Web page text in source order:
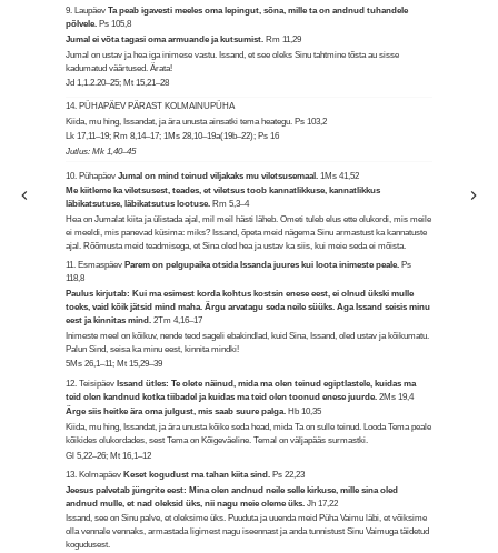
9. LaupäevTa peab igavesti meeles oma lepingut, sõna, mille ta on andnud tuhandele
põlvele. Ps 105,8
Jumal ei võta tagasi oma armuande ja kutsumist. Rm 11,29
Jumal on ustav ja hea iga inimese vastu. Issand, et see oleks Sinu tahtmine tõsta au sisse
kadumatud väärtused. Ärata!
Jd 1,1.2.20–25; Mt 15,21–28
14. PÜHAPÄEV PÄRAST KOLMAINUPÜHA
Kiida, mu hing, Issandat, ja ära unusta ainsatki tema heategu. Ps 103,2
Lk 17,11–19; Rm 8,14–17; 1Ms 28,10–19a(19b–22); Ps 16
Jutlus: Mk 1,40–45
10. PühapäevJumal on mind teinud viljakaks mu viletsusemaal.1Ms 41,52
Me kiitleme ka viletsusest, teades, et viletsus toob kannatlikkuse, kannatlikkus
läbikatsutuse, läbikatsutus lootuse. Rm 5,3–4
Hea on Jumalat kiita ja ülistada ajal, mil meil hästi läheb. Ometi tuleb elus ette olukordi, mis meile
ei meeldi, mis panevad küsima: miks? Issand, õpeta meid nägema Sinu armastust ka kannatuste
ajal. Rõõmusta meid teadmisega, et Sina oled hea ja ustav ka siis, kui meie seda ei mõista.
11. Esmaspäev Parem on pelgupaika otsida Issanda juures kui loota inimeste peale. Ps
118,8
Paulus kirjutab: Kui ma esimest korda kohtus kostsin enese eest, ei olnud ükski mulle
toeks, vaid kõik jätsid mind maha. Ärgu arvatagu seda neile süüks. Aga Issand seisis minu
eest ja kinnitas mind.2Tm 4,16–17
Inimeste meel on kõikuv, nende teod sageli ebakindlad, kuid Sina, Issand, oled ustav ja kõikumatu.
Palun Sind, seisa ka minu eest, kinnita mindki!
5Ms 26,1–11; Mt 15,29–39
12. Teisipäev Issand ütles: Te olete näinud, mida ma olen teinud egiptlastele, kuidas ma
teid olen kandnud kotka tiibadel ja kuidas ma teid olen toonud enese juurde.2Ms 19,4
Ärge siis heitke ära oma julgust, mis saab suure palga. Hb 10,35
Kiida, mu hing, Issandat, ja ära unusta kõike seda head, mida Ta on sulle teinud. Looda Tema peale
kõikides olukordades, sest Tema on Kõigeväeline. Temal on väljapääs surmastki.
Gl 5,22–26; Mt 16,1–12
13. Kolmapäev Keset kogudust ma tahan kiita sind. Ps 22,23
Jeesus palvetab jüngrite eest: Mina olen andnud neile selle kirkuse, mille sina oled
andnud mulle, et nad oleksid üks, nii nagu meie oleme üks.Jh 17,22
Issand, see on Sinu palve, et oleksime üks. Puuduta ja uuenda meid Püha Vaimu läbi, et võiksime
olla vennale vennaks, armastada ligimest nagu iseennast ja anda tunnistust Sinu Vaimuga täidetud
kogudusest.